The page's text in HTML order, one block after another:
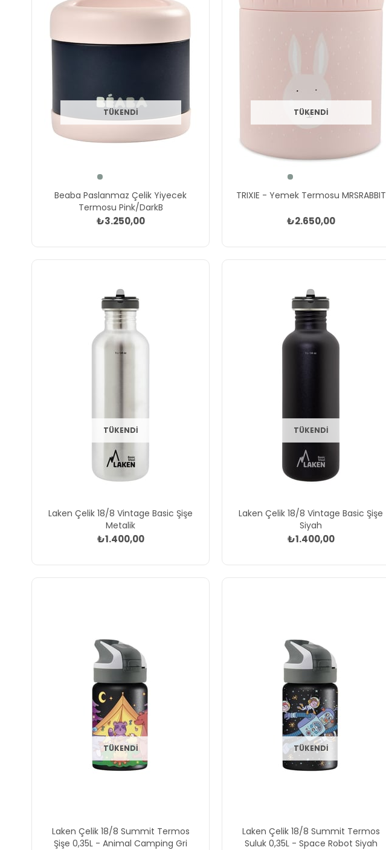
TÜKENDI
Beaba Paslanmaz Çelik Yiyecek
Termosu Pink/DarkB
₺3.250,00
TÜKENDI
TRIXIE - Yemek Termosu MRSRABBIT
₺2.650,00
TÜKENDI
Laken Çelik 18/8 Vintage Basic Şişe
Metalik
₺1.400,00
TÜKENDI
Laken Çelik 18/8 Vintage Basic Şişe
Siyah
₺1.400,00
TÜKENDI
Laken Çelik 18/8 Summit Termos
Şişe 0,35L - Animal Camping Gri
TÜKENDI
Laken Çelik 18/8 Summit Termos
Suluk 0,35L - Space Robot Siyah